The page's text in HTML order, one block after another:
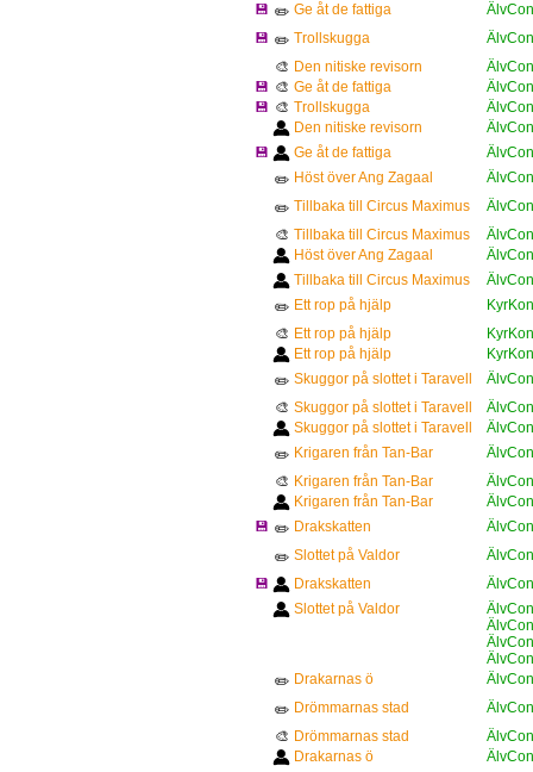
💾 ✏️ Ge åt de fattiga
💾 ✏️ Trollskugga
🎨 Den nitiske revisorn
💾 🎨 Ge åt de fattiga
💾 🎨 Trollskugga
Den nitiske revisorn
💾
Ge åt de fattiga
✏️ Höst över Ang Zagaal
✏️ Tillbaka till Circus Maximus
🎨 Tillbaka till Circus Maximus
Höst över Ang Zagaal
Tillbaka till Circus Maximus
✏️ Ett rop på hjälp
🎨 Ett rop på hjälp
Ett rop på hjälp
✏️ Skuggor på slottet i Taravell
🎨 Skuggor på slottet i Taravell
Skuggor på slottet i Taravell
✏️ Krigaren från Tan-Bar
🎨 Krigaren från Tan-Bar
Krigaren från Tan-Bar
💾 ✏️ Drakskatten
✏️ Slottet på Valdor
💾
Drakskatten
Slottet på Valdor
✏️ Drakarnas ö
✏️ Drömmarnas stad
🎨 Drömmarnas stad
Drakarnas ö